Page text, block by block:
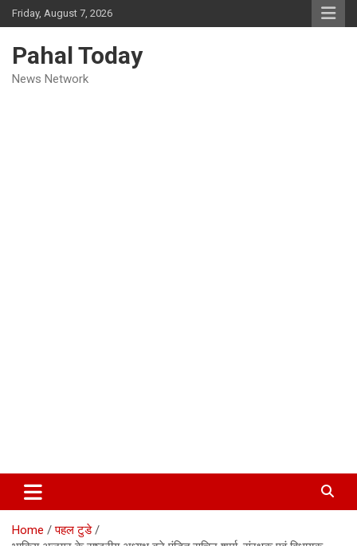
Skip
to
Friday, August 7, 2026
Pahal Today
News Network
Home
पहल टुडे